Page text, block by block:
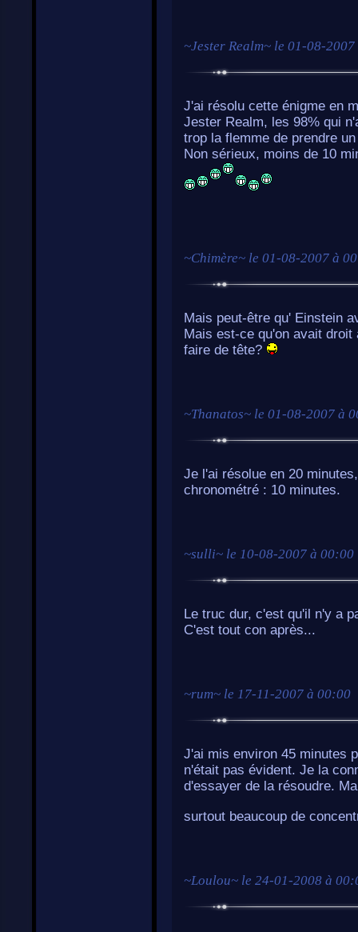
~Jester Realm~ le 01-08-
J'ai résolu cette énigme en
Jester Realm, les 98% qui
trop la flemme de prendre
Non sérieux, moins de 10
~Chimère~ le 01-08-2007 à
Mais peut-être qu' Einstein
Mais est-ce qu'on avait
faire de tête?
~Thanatos~ le 01-08-2007 à
Je l'ai résolue en 20
chronométré : 10 minutes.
~sulli~ le 10-08-2007 à 00:00
Le truc dur, c'est qu'il n'y a
C'est tout con après...
~rum~ le 17-11-2007 à 00:00
J'ai mis environ 45 minutes
n'était pas évident. Je la
d'essayer de la résoudre.
surtout beaucoup de
~Loulou~ le 24-01-2008 à